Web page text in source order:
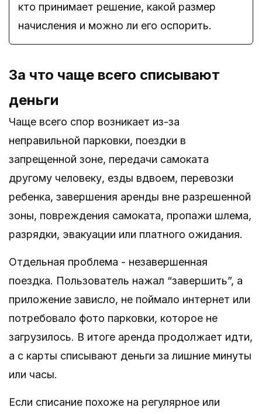
кто принимает решение, какой размер
начисления и можно ли его оспорить.
За что чаще всего списывают
деньги
Чаще всего спор возникает из-за
неправильной парковки, поездки в
запрещенной зоне, передачи самоката
другому человеку, езды вдвоем, перевозки
ребенка, завершения аренды вне разрешенной
зоны, повреждения самоката, пропажи шлема,
разрядки, эвакуации или платного ожидания.
Отдельная проблема - незавершенная
поездка. Пользователь нажал “завершить”, а
приложение зависло, не поймало интернет или
потребовало фото парковки, которое не
загрузилось. В итоге аренда продолжает идти,
а с карты списывают деньги за лишние минуты
или часы.
Если списание похоже на регулярное или